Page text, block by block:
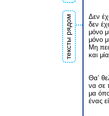
тексты рядом
Δεν
δεν
μόνο
μόνο
Μη
και
Θα’
να σε
μα
ένας